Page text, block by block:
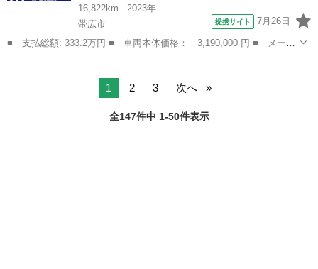
16,822km
2023年
帯広市
提携サイト 7月26日
■ 支払総額: 333.2万円 ■ 車両本体価格： 3,190,000 円 ■ メーカ
ー名： スバル ■ 車種名： クロストレック ■ グレード名： ツ
1 2 3 次へ
全147件中 1-50件表示